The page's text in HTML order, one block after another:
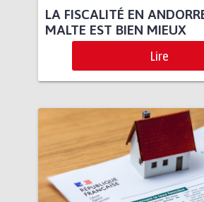
LA FISCALITÉ EN
MALTE EST BIEN MIEUX
Lire